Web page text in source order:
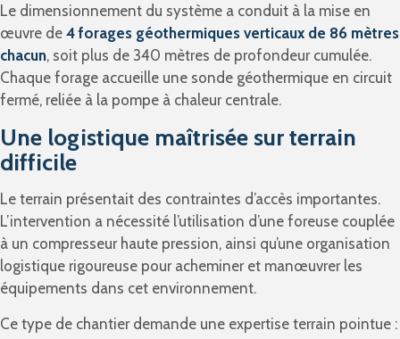
Le dimensionnement du système a conduit à la mise en
œuvre de 4 forages géothermiques verticaux de 86 mètres
chacun, soit plus de 340 mètres de profondeur cumulée.
Chaque forage accueille une sonde géothermique en circuit
fermé, reliée à la pompe à chaleur centrale.
Une logistique maîtrisée sur terrain
difficile
Le terrain présentait des contraintes d’accès importantes.
L’intervention a nécessité l’utilisation d’une foreuse couplée
à un compresseur haute pression, ainsi qu’une organisation
logistique rigoureuse pour acheminer et manœuvrer les
équipements dans cet environnement.
Ce type de chantier demande une expertise terrain pointue :